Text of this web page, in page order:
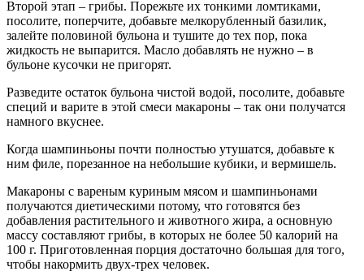
Второй этап – грибы. Порежьте их тонкими ломтиками,
посолите, поперчите, добавьте мелкорубленный базилик,
залейте половиной бульона и тушите до тех пор, пока
жидкость не выпарится. Масло добавлять не нужно – в
бульоне кусочки не пригорят.
Разведите остаток бульона чистой водой, посолите, добавьте
специй и варите в этой смеси макароны – так они получатся
намного вкуснее.
Когда шампиньоны почти полностью утушатся, добавьте к
ним филе, порезанное на небольшие кубики, и вермишель.
Макароны с вареным куриным мясом и шампиньонами
получаются диетическими потому, что готовятся без
добавления растительного и животного жира, а основную
массу составляют грибы, в которых не более 50 калорий на
100 г. Приготовленная порция достаточно большая для того,
чтобы накормить двух-трех человек.